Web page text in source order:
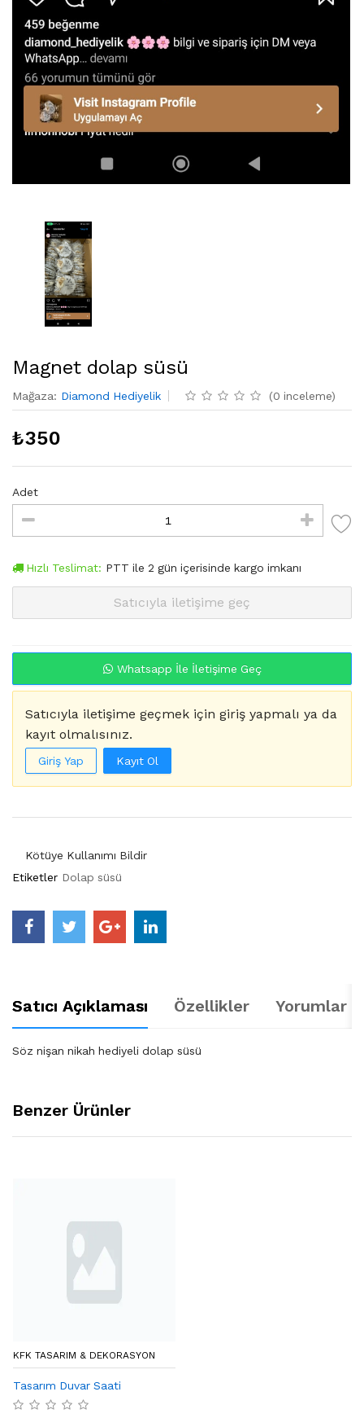
Magnet dolap süsü
Mağaza: Diamond Hediyelik (0 inceleme)
₺350
Adet
Hızlı Teslimat: PTT ile 2 gün içerisinde kargo imkanı
Satıcıyla iletişime geç
Whatsapp İle İletişime Geç
Satıcıyla iletişime geçmek için giriş yapmalı ya da
kayıt olmalısınız.
Giriş Yap Kayıt Ol
Kötüye Kullanımı Bildir
Etiketler Dolap süsü
Satıcı Açıklaması Özellikler Yorumlar
Söz nişan nikah hediyeli dolap süsü
Benzer Ürünler
KFK TASARIM & DEKORASYON
Tasarım Duvar Saati